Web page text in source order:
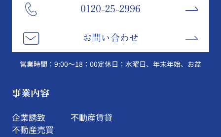
0120-25-2996
お問い合わせ
営業時間：9:00～18：00定休日：水曜日、年末年始、お盆
事業内容
企業誘致
不動産売買
不動産賃貸